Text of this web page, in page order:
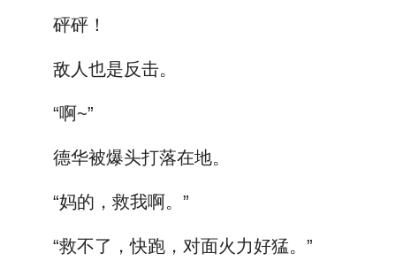
砰砰！
敌人也是反击。
“啊~”
德华被爆头打落在地。
“妈的，救我啊。”
“救不了，快跑，对面火力好猛。”